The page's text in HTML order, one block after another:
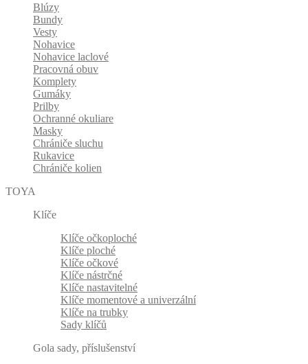
Blúzy
Bundy
Vesty
Nohavice
Nohavice laclové
Pracovná obuv
Komplety
Gumáky
Prilby
Ochranné okuliare
Masky
Chrániče sluchu
Rukavice
Chrániče kolien
TOYA
Klíče
Klíče očkoploché
Klíče ploché
Klíče očkové
Klíče nástrčné
Klíče nastavitelné
Klíče momentové a univerzální
Klíče na trubky
Sady klíčů
Gola sady, příslušenství